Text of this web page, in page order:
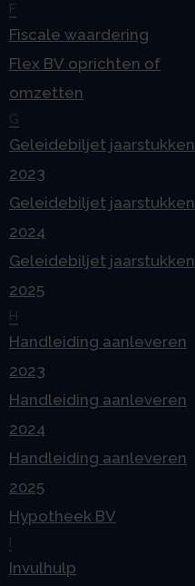
F
Fiscale waardering
Flex BV oprichten of
omzetten
G
Geleidebiljet jaarstukken
2023
Geleidebiljet jaarstukken
2024
Geleidebiljet jaarstukken
2025
H
Handleiding aanleveren
2023
Handleiding aanleveren
2024
Handleiding aanleveren
2025
Hypotheek BV
Invulhulp